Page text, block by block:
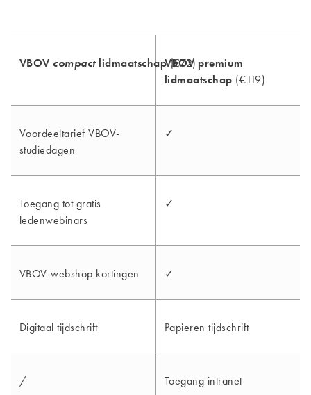
VBOV compactlidmaatschap(€72)
VBOV premium
lidmaatschap (€119)
Voordeeltarief VBOV-
studiedagen
✓
Toegang tot gratis
ledenwebinars
✓
VBOV-webshop kortingen ✓
Digitaal tijdschrift Papieren tijdschrift
/ Toegang intranet